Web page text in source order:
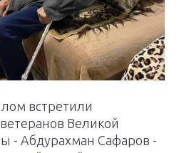
встретили
Великой
- Абдурахман Сафаров -